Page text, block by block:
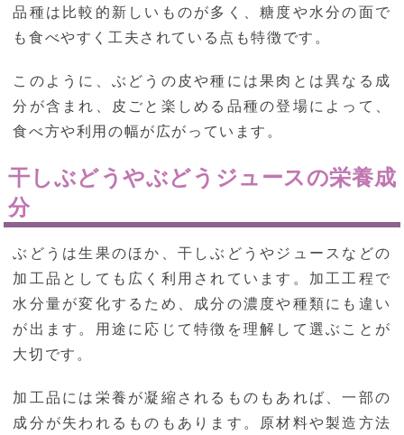
品種は比較的新しいものが多く、糖度や水分の面で
も食べやすく工夫されている点も特徴です。
このように、ぶどうの皮や種には果肉とは異なる成
分が含まれ、皮ごと楽しめる品種の登場によって、
食べ方や利用の幅が広がっています。
干しぶどうやぶどうジュースの栄養成
分
ぶどうは生果のほか、干しぶどうやジュースなどの
加工品としても広く利用されています。加工工程で
水分量が変化するため、成分の濃度や種類にも違い
が出ます。用途に応じて特徴を理解して選ぶことが
大切です。
加工品には栄養が凝縮されるものもあれば、一部の
成分が失われるものもあります。原材料や製造方法